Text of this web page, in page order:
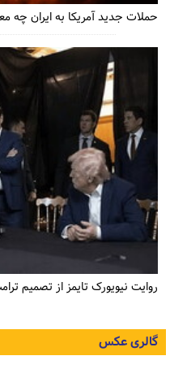
حملات جدید آمریکا به ایران چه
روایت نیویورک تایمز از تصمیم
گالری عکس